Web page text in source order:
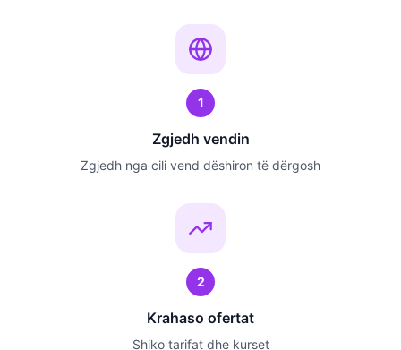
1
Zgjedh vendin
Zgjedh nga cili vend dëshiron të dërgosh
2
Krahaso ofertat
Shiko tarifat dhe kurset